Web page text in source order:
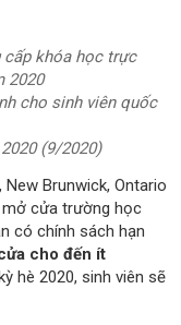
cấp khóa học trực
2020
cho sinh viên quốc
(9/2020)
Brunwick, Ontario
mở cửa trường học
có chính sách hạn
cho đến ít
hè 2020, sinh viên sẽ